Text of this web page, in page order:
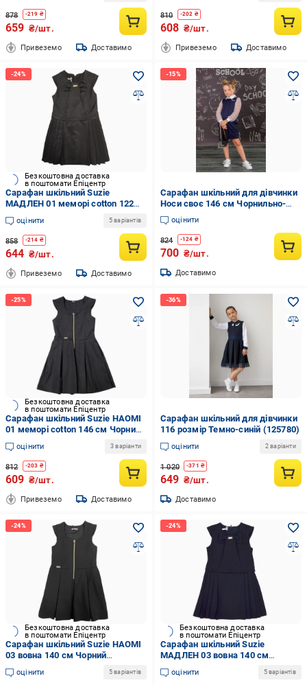
878 -219 ₴
659 ₴/шт.
Привеземо Доставимо
810 -202 ₴
608 ₴/шт.
Привеземо Доставимо
Безкоштовна доставка
в поштомати Епіцентр
Сарафан шкільний Suzie
МАДЛЕН 01 меморі cotton 122
см Чорний (626001_122)
оцінити 5 варіантів
858 -214 ₴
644 ₴/шт.
Привеземо Доставимо
Сарафан шкільний для дівчинки
Носи своє 146 см Чорнильно-
синій
оцінити
824 -124 ₴
700 ₴/шт.
Доставимо
Безкоштовна доставка
в поштомати Епіцентр
Сарафан шкільний Suzie НАОМІ
01 меморі cotton 146 см Чорний
(2349_146)
оцінити 3 варіанти
812 -203 ₴
609 ₴/шт.
Привеземо Доставимо
Сарафан шкільний для дівчинки
116 розмір Темно-синій (125780)
оцінити 2 варіанти
1 020 -371 ₴
649 ₴/шт.
Доставимо
Безкоштовна доставка
в поштомати Епіцентр
Сарафан шкільний Suzie НАОМІ
03 вовна 140 см Чорний
(901001_140)
оцінити 5 варіантів
Безкоштовна доставка
в поштомати Епіцентр
Сарафан шкільний Suzie
МАДЛЕН 03 вовна 140 см
Чорний (269501_140)
оцінити 5 варіантів